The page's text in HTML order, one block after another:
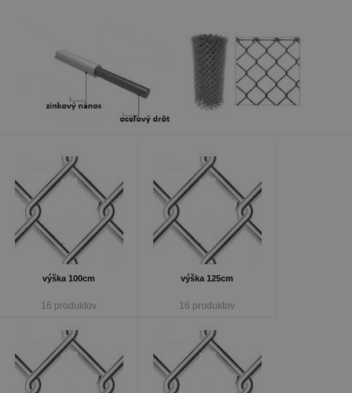
výška 100cm
16 produktov
výška 125cm
16 produktov